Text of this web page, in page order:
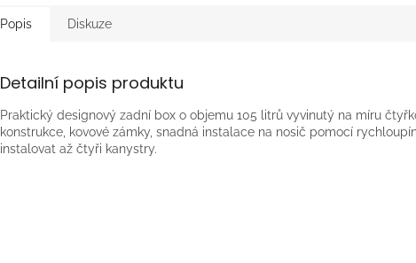
Popis Diskuze
Detailní popis produktu
Praktický designový zadní box o objemu 105 litrů vyvinutý na míru
konstrukce, kovové zámky, snadná instalace na nosič pomocí
instalovat až čtyři kanystry.